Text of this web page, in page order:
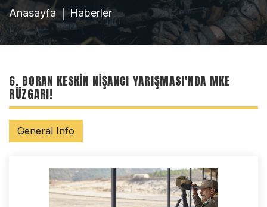
Anasayfa Haberler
6. BORAN KESKIN NIŞANCI YARIŞMASI'NDA MKE
RÜZGARI!
General Info